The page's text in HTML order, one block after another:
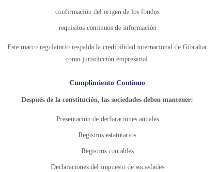
confirmación del origen de los fondos
requisitos continuos de información
Este marco regulatorio respalda la credibilidad internacional de Gibraltar
como jurisdicción empresarial.
Cumplimiento Continuo
Después de la constitución, las sociedades deben mantener:
Presentación de declaraciones anuales
Registros estatutarios
Registros contables
Declaraciones del impuesto de sociedades